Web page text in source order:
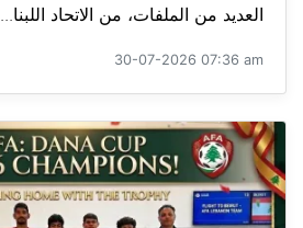
العديد من الملفات، من الاتحاد اللبنا...
30-07-2026 07:36 am